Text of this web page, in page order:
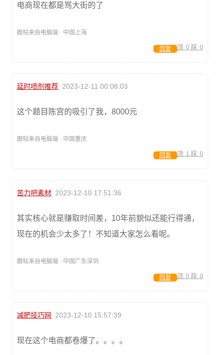
电商现在都是骂大街的了
跟帖来自电脑端 · 中国上海
顶: 0 踩: 0
回复
延时喷剂推荐 2023-12-11 00:08:03
这个题目陈宫的吸引了我，8000元
跟帖来自电脑端 · 中国重庆
顶: 1 踩: 0
回复
苦力吧素材 2023-12-10 17:51:36
其实核心就是赚取时间差，10年前貌似还能行得通，
现在的机会少太多了！不知道大家怎么看呢。
跟帖来自电脑端 · 中国广东深圳
顶: 0 踩: 0
回复
减肥技巧网 2023-12-10 15:57:39
现在这个电商都卷爆了。。。。